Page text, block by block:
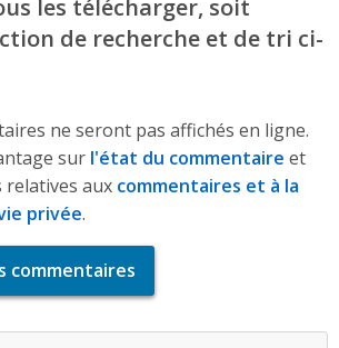
les télécharger, soit
de recherche et de tri ci-
ne seront pas affichés en ligne.
sur l'état du commentaire et
aux commentaires et à la
privée.
commentaires